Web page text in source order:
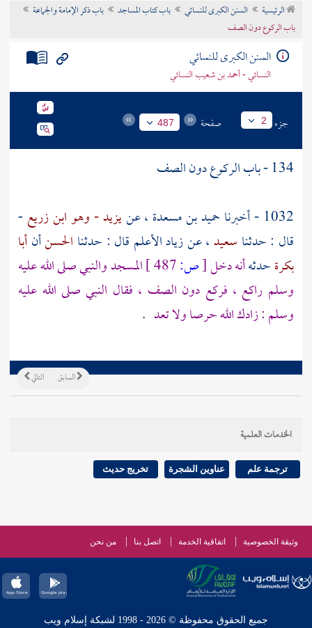
تراجم الأعلام
الرئيسية السنن الكبرى للنسائي باب كتاب المساجد
باب ذكر الإمامة والجماعة
باب الركوع دون الصف
السنن الكبرى للنسائي
النسائي - أحمد بن شعيب النسائي
جزء 2 صفحة 487
134 - باب الركوع دون الصف
1032 - أخبرنا
حميد بن مسعدة ، عنيزيد - وهو ابن زريع-
قال : حدثنا سعيد، عنزياد الأعلم قال : حدثنا الحسنأنأبا
بكرةحدثهأنه دخل[ص:
المسجد والنبي صلى الله عليه
وسلم راكع ، فركع دون الصف ، فقال النبي صلى الله عليه
وسلم : زادك الله حرصا ولا تعد .
التالي السابق
الخدمات العلمية
ترجمة علم عناوين الشجرة تخريج حديث
وثيقة الخصوصية اتفاقية الخدمة اتصل بنا من نحن
جميع الحقوق محفوظة © 2026 - 1998 لشبكة إسلام ويب